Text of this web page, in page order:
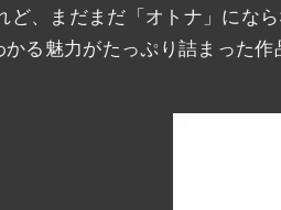
、まだまだ「オトナ」にな
る魅力がたっぷり詰まった作